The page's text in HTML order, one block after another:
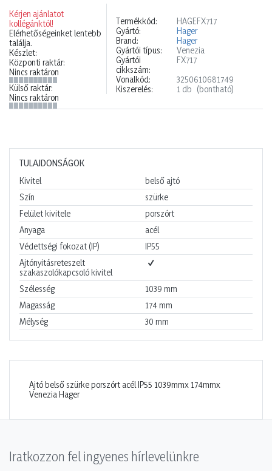
Kérjen ajánlatot
kollégánktól!
Elérhetőségeinket lentebb
találja.
Készlet:
Központi raktár:
Nincs raktáron
Külső raktár:
Nincs raktáron
Termékkód:
HAGEFX717
Gyártó:
Hager
Brand:
Hager
Gyártói típus:
Venezia
Gyártói
cikkszám:
FX717
Vonalkód:
3250610681749
Kiszerelés:
1 db (bontható)
TULAJDONSÁGOK
Kivitel
belső ajtó
Szín
szürke
Felület kivitele
porszórt
Anyaga
acél
Védettségi fokozat (IP)
IP55
Ajtónyitásreteszelt
szakaszolókapcsoló kivitel
Szélesség
1039 mm
Magasság
174 mm
Mélység
30 mm
Ajtó belső szürke porszórt acél IP55 1039mmx 174mmx
Venezia Hager
Iratkozzon fel ingyenes hírlevelünkre